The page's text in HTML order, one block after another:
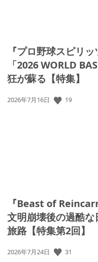
『プロ野球スピリ
「2026 WORLD
狂が蘇る【特集】
公
2026年7月16日 19
『Beast of
文明崩壊後の過酷
旅路【特集第2回】
公
2026年7月24日 31